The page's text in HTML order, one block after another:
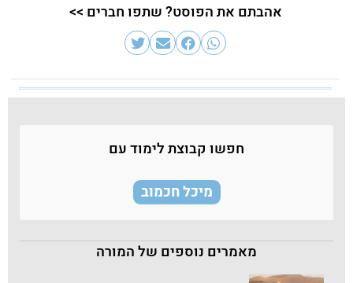
חפשו קבוצת לימוד עם
מיכל חכמוב
מאמרים נוספים של המורה
אהבתם את הפוסט? שתפו חברים >>